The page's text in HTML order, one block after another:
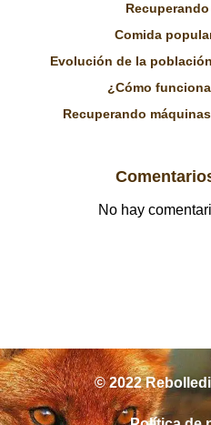
Comida
Evolución de la
¿Cómo
Recuperando
No hay
© 2022